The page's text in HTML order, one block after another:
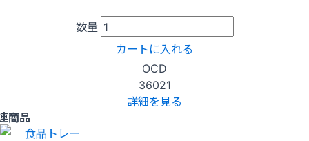
数量
カートに入れる
OCD
36021
詳細を見る
商品